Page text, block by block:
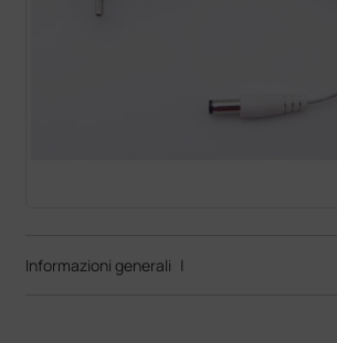
Informazioni generali |